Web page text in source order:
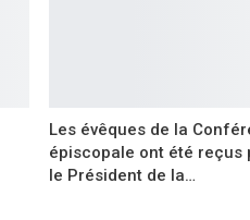
Les évêques de la
épiscopale ont été reçus
le Président de la…